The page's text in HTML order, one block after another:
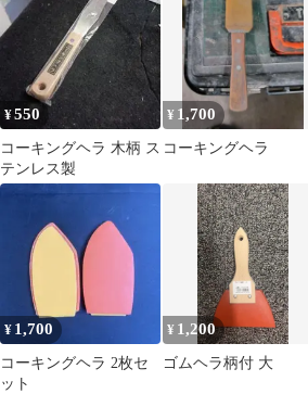
¥550
コーキングヘラ 木柄 ス
テンレス製
¥ 1,700
コーキングヘラ
¥ 1,700
コーキングヘラ 2枚セ
ット
¥ 1,200
ゴムヘラ柄付 大